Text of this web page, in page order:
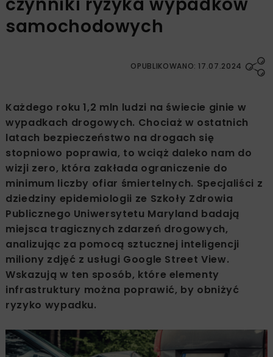
samochodowych
OPUBLIKOWANO: 17.07.2024
Każdego roku 1,2 mln ludzi na świecie ginie w
wypadkach drogowych. Chociaż w ostatnich
latach bezpieczeństwo na drogach się
stopniowo poprawia, to wciąż daleko nam do
wizji zero, która zakłada ograniczenie do
minimum liczby ofiar śmiertelnych. Specjaliści z
dziedziny epidemiologii ze Szkoły Zdrowia
Publicznego Uniwersytetu Maryland badają
miejsca tragicznych zdarzeń drogowych,
analizując za pomocą sztucznej inteligencji
miliony zdjęć z usługi Google Street View.
Wskazują w ten sposób, które elementy
infrastruktury można poprawić, by obniżyć
ryzyko wypadku.